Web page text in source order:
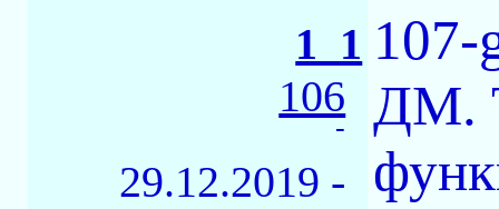
1_1
106
-
29.12.2019 -
107-
ДМ.